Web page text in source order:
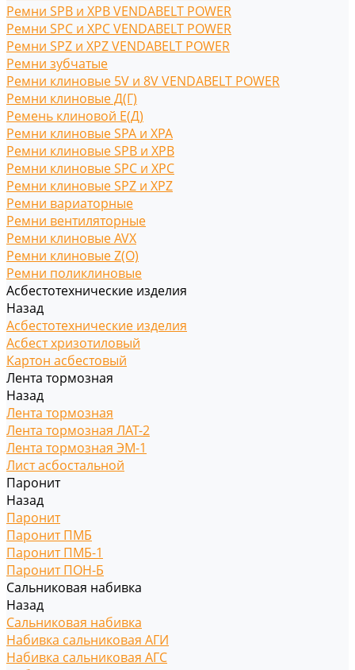
Ремни SPB и XPB VENDABELT POWER
Ремни SPC и XPC VENDABELT POWER
Ремни SPZ и XPZ VENDABELT POWER
Ремни зубчатые
Ремни клиновые 5V и 8V VENDABELT POWER
Ремни клиновые Д(Г)
Ремень клиновой Е(Д)
Ремни клиновые SPA и XPA
Ремни клиновые SPB и XPB
Ремни клиновые SPC и XPC
Ремни клиновые SPZ и XPZ
Ремни вариаторные
Ремни вентиляторные
Ремни клиновые AVX
Ремни клиновые Z(O)
Ремни поликлиновые
Асбестотехнические изделия
Назад
Асбестотехнические изделия
Асбест хризотиловый
Картон асбестовый
Лента тормозная
Назад
Лента тормозная
Лента тормозная ЛАТ-2
Лента тормозная ЭМ-1
Лист асбостальной
Паронит
Назад
Паронит
Паронит ПМБ
Паронит ПМБ-1
Паронит ПОН-Б
Сальниковая набивка
Назад
Сальниковая набивка
Набивка сальниковая АГИ
Набивка сальниковая АГС